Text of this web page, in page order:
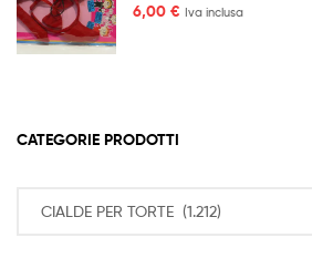
a
6,00 € Iva inclusa
CATEGORIE PRODOTTI